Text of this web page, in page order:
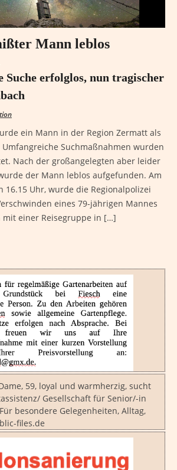
Mann leblos
Suche erfolglos, nun tragischer
ein Mann in der Region Zermatt als
Suchmaßnahmen wurden
Nach der großangelegten aber leider
der Mann leblos aufgefunden. Am
16.15 Uhr, wurde die Regionalpolizei
eines 79-jährigen Mannes
einer Reisegruppe in […]
59, loyal und warmherzig, sucht
Gesellschaft für Senior/-in
besondere Gelegenheiten, Alltag,
files.de